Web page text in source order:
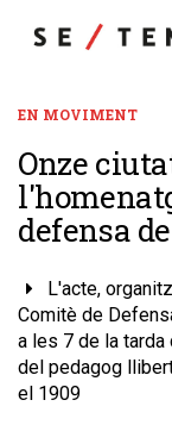
EN MOVIMENT
Onze
defensa
L'acte,
Comitè de
a les 7 de la
del pedagog
el 1909